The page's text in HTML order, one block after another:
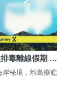
排毒離線假期 …
秘境．離島療癒